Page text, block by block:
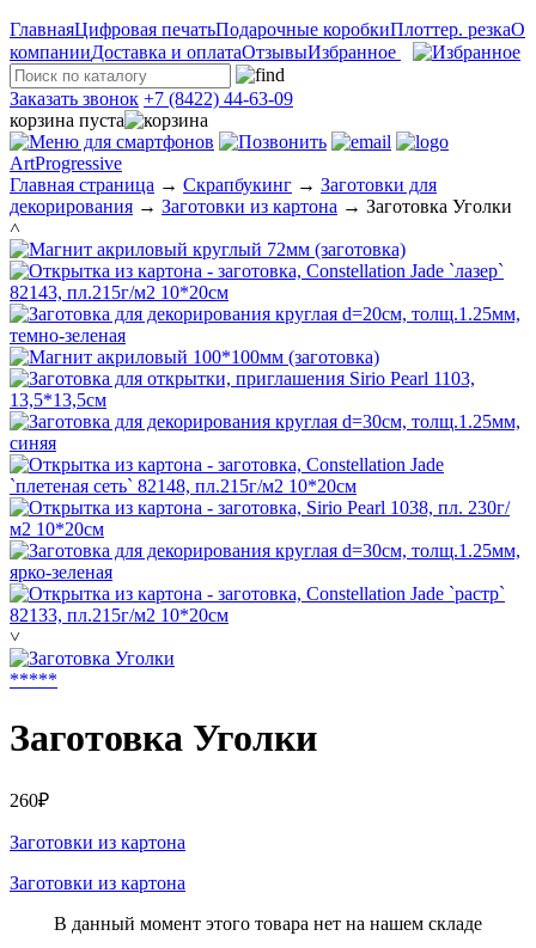
ГлавнаяЦифровая печатьПодарочные коробкиПлоттер. резкаО
компанииДоставка и оплатаОтзывыИзбранное
Заказать звонок +7 (8422) 44-63-09
корзина пуста
ArtProgressive
Главная страница → Скрапбукинг → Заготовки для
декорирования → Заготовки из картона → Заготовка Уголки
˄
˅
*****
Заготовка Уголки
260₽
Заготовки из картона
Заготовки из картона
В данный момент этого товара нет на нашем складе